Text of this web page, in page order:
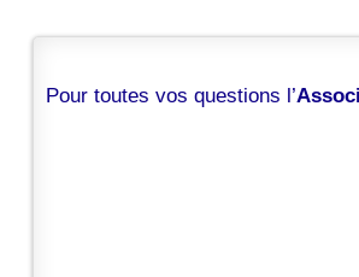
Pour toutes vos questions l’